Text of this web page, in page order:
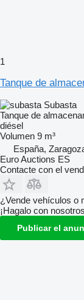
1
Tanque de
Subasta
Tanque de
diésel
Volumen 9 m³
España,
Euro Auctions ES
Contacte con el
¿Vende vehículos o
¡Hagalo con
Publicar el